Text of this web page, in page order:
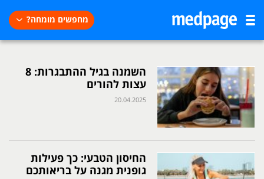
מחפשים מומחה?
השמנה בגיל ההתבגרות: 8
עצות להורים
20.04.2025
החיסון הטבעי: כך פעילות
גופנית מגנה על בריאותכם